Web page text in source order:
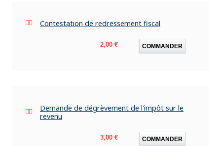
Contestation de redressement fiscal
Prix
2,00 € COMMANDER
Demande de dégrèvement de l'impôt sur le
revenu
Prix
3,00 € COMMANDER